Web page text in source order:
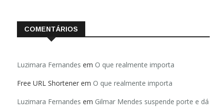
COMENTÁRIOS
Luzimara Fernandes em O que realmente importa
Free URL Shortener em O que realmente importa
Luzimara Fernandes em Gilmar Mendes suspende porte e dá